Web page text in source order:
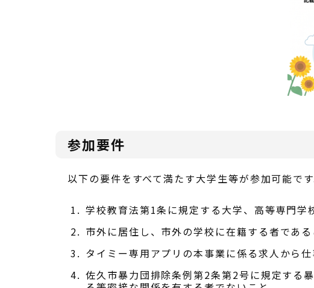
参加要件
以下の要件をすべて満たす大学生等が参加可能です
学校教育法第1条に規定する大学、高等専門
市外に居住し、市外の学校に在籍する者である
タイミー専用アプリの本事業に係る求人から
佐久市暴力団排除条例第2条第2号に規定する